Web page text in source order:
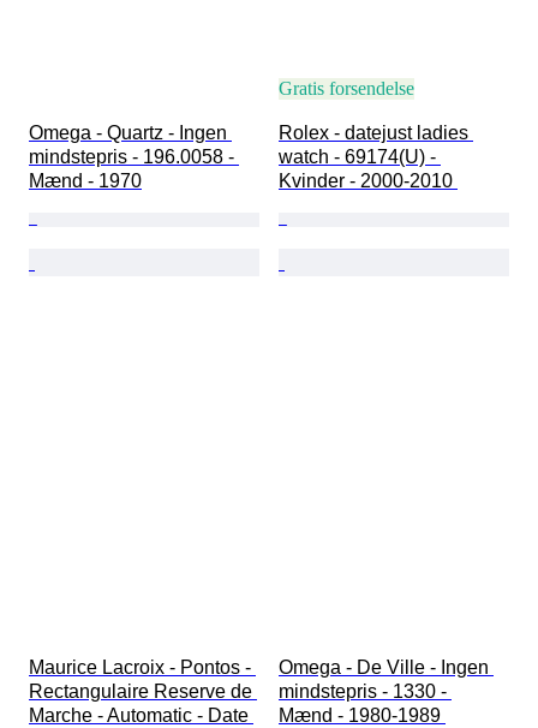
Omega - Quartz - Ingen
mindstepris - 196.0058 -
Mænd - 1970
Gratis forsendelse
Rolex - datejust ladies
watch - 69174(U) -
Kvinder - 2000-2010
Maurice Lacroix - Pontos -
Rectangulaire Reserve de
Marche - Automatic - Date
Omega - De Ville - Ingen
mindstepris - 1330 -
Mænd - 1980-1989